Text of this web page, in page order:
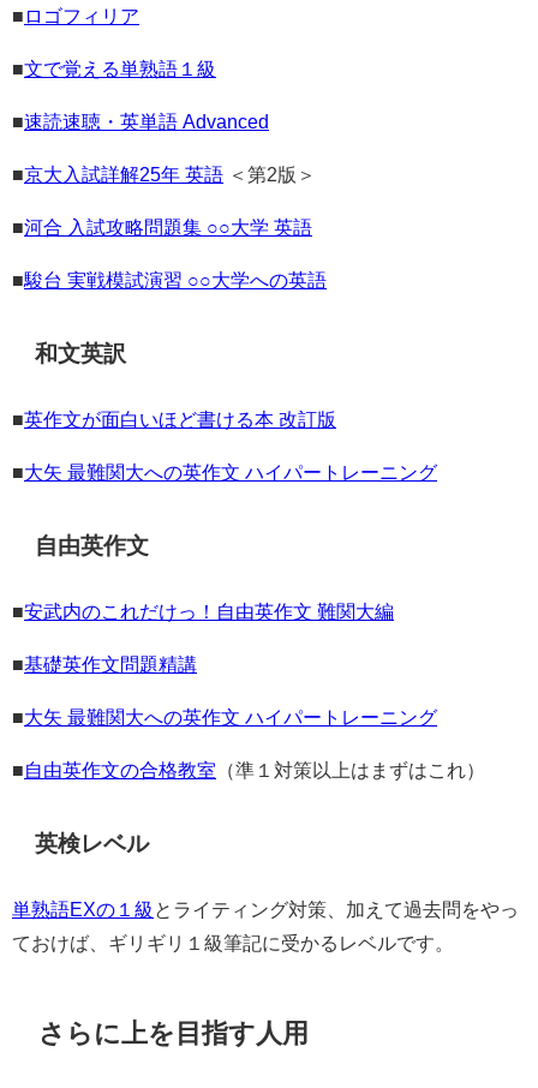
■ ロゴフィリア
■文で覚える単熟語１級
■速読速聴・英単語 Advanced
■京大入試詳解25年 英語 ＜第2版＞
■河合 入試攻略問題集 ○○大学 英語
■駿台 実戦模試演習 ○○大学への英語
和文英訳
■英作文が面白いほど書ける本 改訂版
■大矢 最難関大への英作文 ハイパートレーニング
自由英作文
■安武内のこれだけっ！自由英作文 難関大編
■基礎英作文問題精講
■大矢 最難関大への英作文 ハイパートレーニング
■自由英作文の合格教室 （準１対策以上はまずはこれ）
英検レベル
単熟語EXの１級 とライティング対策、加えて過去問をやっ
ておけば、ギリギリ１級筆記に受かるレベルです。
さらに上を目指す人用